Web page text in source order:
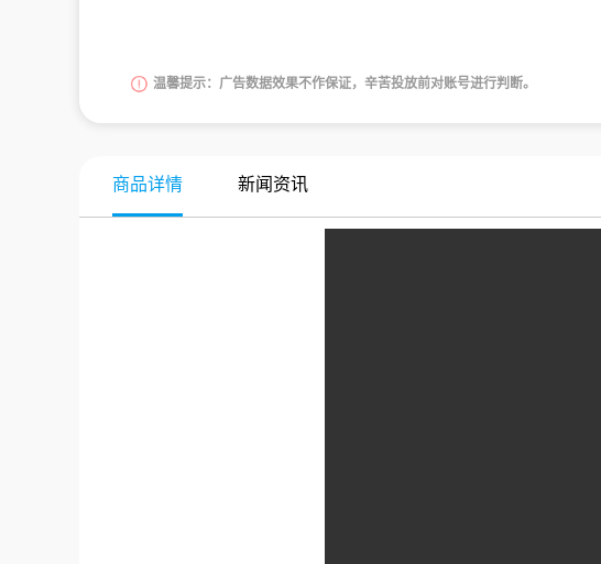
温馨提示：广告数据效果不作保证，辛苦投放前对账号进行判断。
商品详情 新闻资讯